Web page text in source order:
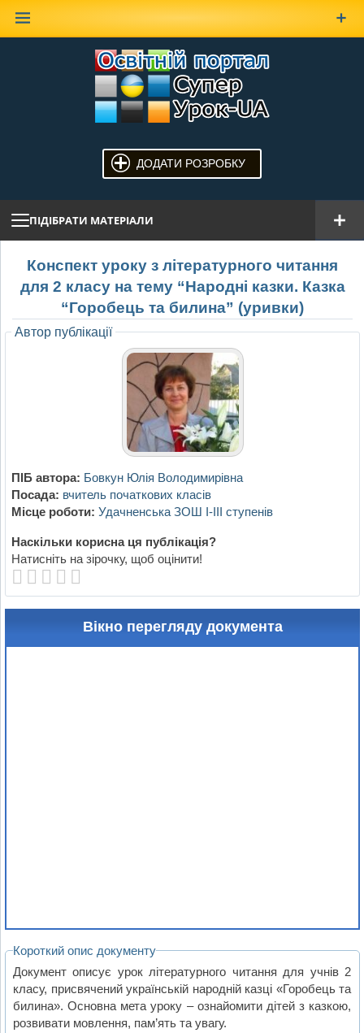
ДОДАТИ РОЗРОБКУ
ПІДІБРАТИ МАТЕРІАЛИ
Конспект уроку з літературного читання
для 2 класу на тему “Народні казки. Казка
“Горобець та билина” (уривки)
Автор публікації
ПІБ автора: Бовкун Юлія Володимирівна
Посада: вчитель початкових класів
Місце роботи: Удачненська ЗОШ І-ІІІ ступенів
Наскільки корисна ця публікація?
Натисніть на зірочку, щоб оцінити!
Вікно перегляду документа
Короткий опис документу
Документ описує урок літературного читання для учнів 2
класу, присвячений українській народній казці «Горобець та
билина». Основна мета уроку – ознайомити дітей з казкою,
розвивати мовлення, пам’ять та увагу.